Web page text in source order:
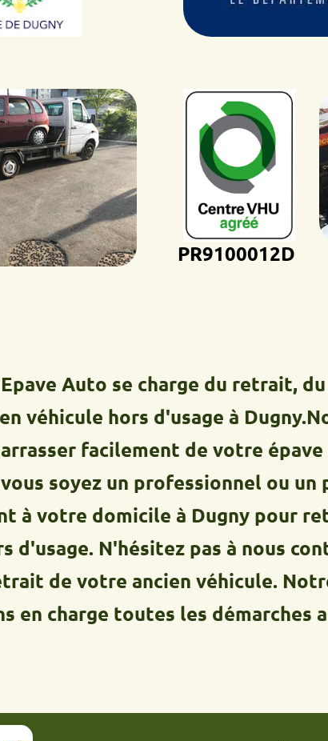
PR9100012D
Auto se charge du retrait, du
hors d'usage à Dugny.Nous
facilement de votre épave en
un professionnel ou un
domicile à Dugny pour retirer
N'hésitez pas à nous
votre ancien véhicule. Notre
toutes les démarches